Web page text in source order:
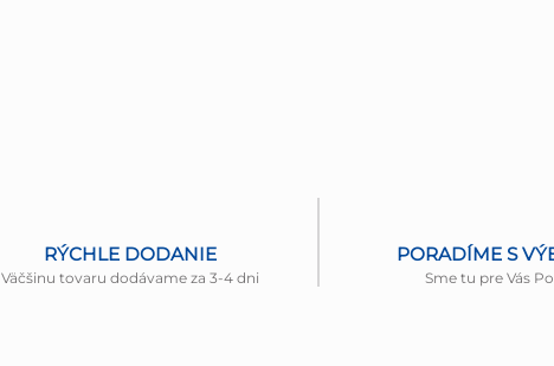
RÝCHLE DODANIE
Väčšinu tovaru dodávame za 3-4 dni
PORADÍME S
Sme tu pre Vás